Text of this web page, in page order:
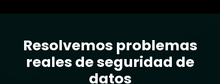
Text
Resolvemos problemas
reales de seguridad de
datos